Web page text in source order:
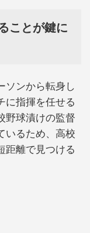
ことが鍵に
ソンから転身し
に指揮を任せる
野球漬けの監督
いるため、高校
距離で見つける